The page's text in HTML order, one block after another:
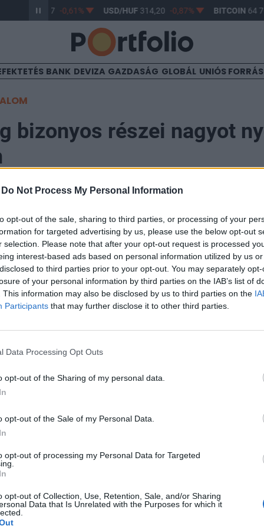
Do Not Process My Personal Information
opt-out of the sale, sharing to third parties, or processing of your
for targeted advertising by us, please use the below opt-out
selection. Please note that after your opt-out request is processed
interest-based ads based on personal information utilized by us
to third parties prior to your opt-out. You may separately
of your personal information by third parties on the IAB’s list of
This information may also be disclosed by us to third parties on the
Participants that may further disclose it to other third parties.
Data Processing Opt Outs
opt-out of the Sharing of my personal data.
opt-out of the Sale of my Personal Data.
opt-out of processing my Personal Data for Targeted
opt-out of Collection, Use, Retention, Sale, and/or Sharing
Data that Is Unrelated with the Purposes for which it
363,17 -0,61% USD/HUF314,20 -0,87% BITCOIN64
BANK DEVIZA GAZDASÁG GLOBÁL UNIÓS
bizonyos részei nagyot
konszolidáció jellemzi jelenleg, a kedveltebb
figyelhető meg, és így itt a lakásépítések
A gazdaságilag lemaradottabb térségekben
elhúzódó folyamat lehet - derül ki az FHB
Az aktuális mutató előállításához az FHB piaci
portfolio.hu hírarchívumához tartozik, melynek olvasása
tartalmazza:
cikkarchívum